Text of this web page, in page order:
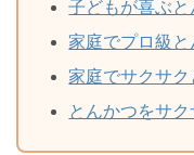
子どもが喜ぶ
家庭でプロ級
家庭でサクサ
とんかつをサ